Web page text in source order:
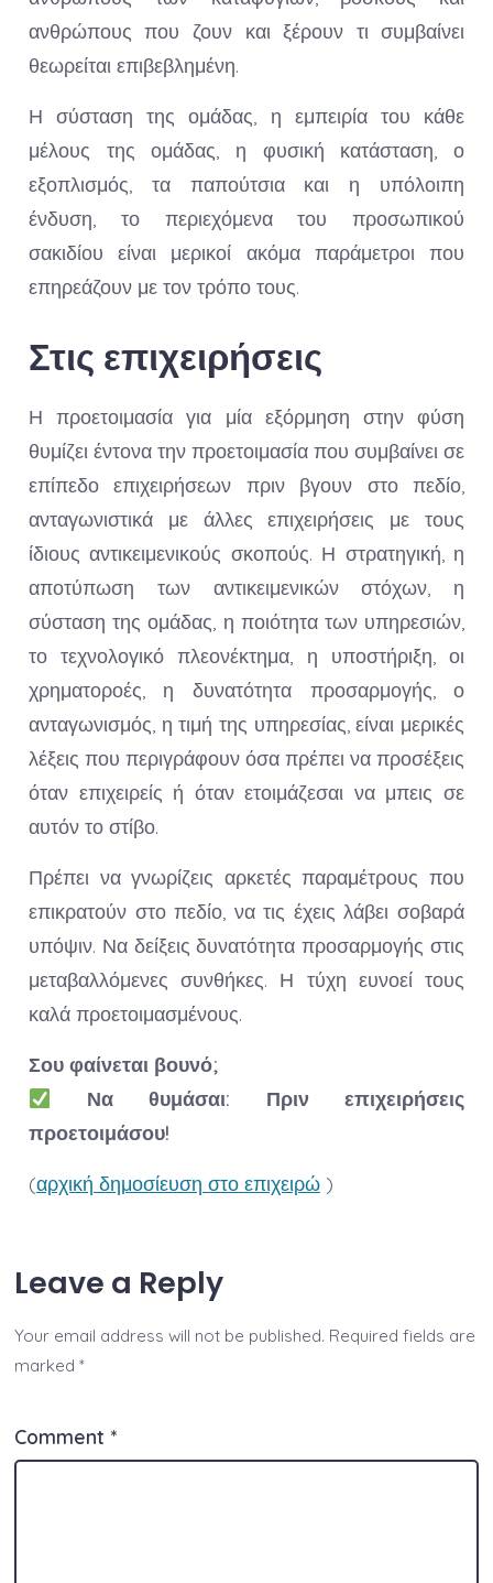
ανθρώπους που ζουν και ξέρουν τι συμβαίνει
θεωρείται επιβεβλημένη.
Η σύσταση της ομάδας, η εμπειρία του κάθε
μέλους της ομάδας, η φυσική κατάσταση, ο
εξοπλισμός, τα παπούτσια και η υπόλοιπη
ένδυση, το περιεχόμενα του προσωπικού
σακιδίου είναι μερικοί ακόμα παράμετροι που
επηρεάζουν με τον τρόπο τους.
Στις επιχειρήσεις
Η προετοιμασία για μία εξόρμηση στην φύση
θυμίζει έντονα την προετοιμασία που συμβαίνει σε
επίπεδο επιχειρήσεων πριν βγουν στο πεδίο,
ανταγωνιστικά με άλλες επιχειρήσεις με τους
ίδιους αντικειμενικούς σκοπούς. Η στρατηγική, η
αποτύπωση των αντικειμενικών στόχων, η
σύσταση της ομάδας, η ποιότητα των υπηρεσιών,
το τεχνολογικό πλεονέκτημα, η υποστήριξη, οι
χρηματοροές, η δυνατότητα προσαρμογής, ο
ανταγωνισμός, η τιμή της υπηρεσίας, είναι μερικές
λέξεις που περιγράφουν όσα πρέπει να προσέξεις
όταν επιχειρείς ή όταν ετοιμάζεσαι να μπεις σε
αυτόν το στίβο.
Πρέπει να γνωρίζεις αρκετές παραμέτρους που
επικρατούν στο πεδίο, να τις έχεις λάβει σοβαρά
υπόψιν. Να δείξεις δυνατότητα προσαρμογής στις
μεταβαλλόμενες συνθήκες. Η τύχη ευνοεί τους
καλά προετοιμασμένους.
Σου φαίνεται βουνό;
Να θυμάσαι: Πριν επιχειρήσεις
προετοιμάσου!
(αρχική δημοσίευση στο επιχειρώ)
Leave a Reply
Your email address will not be published. Required fields are
marked *
Comment *